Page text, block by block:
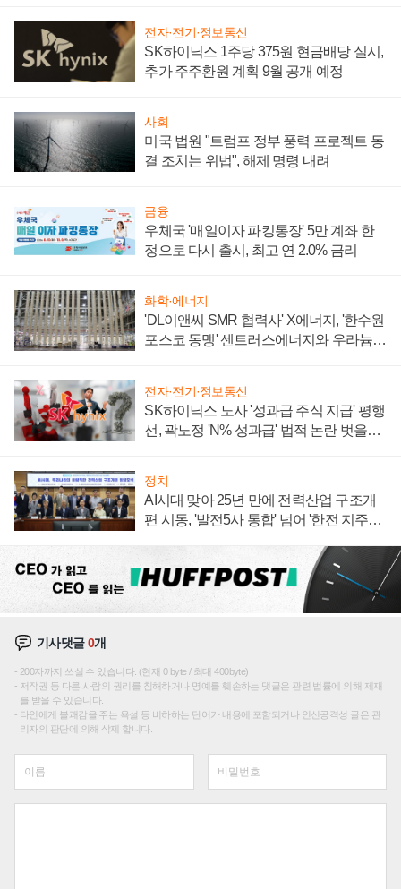
전자·전기·정보통신
SK하이닉스 1주당 375원 현금배당 실시,
추가 주주환원 계획 9월 공개 예정
사회
미국 법원 "트럼프 정부 풍력 프로젝트 동
결 조치는 위법", 해제 명령 내려
금융
우체국 '매일이자 파킹통장' 5만 계좌 한
정으로 다시 출시, 최고 연 2.0% 금리
화학·에너지
'DL이앤씨 SMR 협력사' X에너지, '한수원
포스코 동맹' 센트러스에너지와 우라늄
전자·전기·정보통신
SK하이닉스 노사 '성과급 주식 지급' 평행
선, 곽노정 'N% 성과급' 법적 논란 벗을지
정치
AI시대 맞아 25년 만에 전력산업 구조개
편 시동, '발전5사 통합' 넘어 '한전 지주사'
기사댓글0개
200자까지 쓰실 수 있습니다. (현재 0 byte / 최대 400byte)
저작권 등 다른 사람의 권리를 침해하거나 명예를 훼손하는 댓글은 관련 법률에 의해 제재
를 받을 수 있습니다.
타인에게 불쾌감을 주는 욕설 등 비하하는 단어가 내용에 포함되거나 인신공격성 글은 관
리자의 판단에 의해 삭제 합니다.